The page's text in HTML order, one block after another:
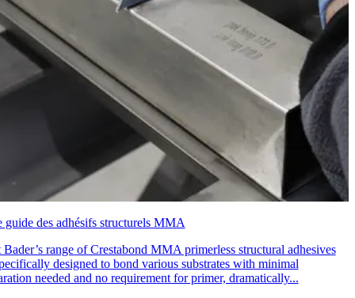
guide des adhésifs structurels MMA
Bader’s range of Crestabond MMA primerless structural adhesives
designed to bond various substrates with minimal
needed and no requirement for primer, dramatically...